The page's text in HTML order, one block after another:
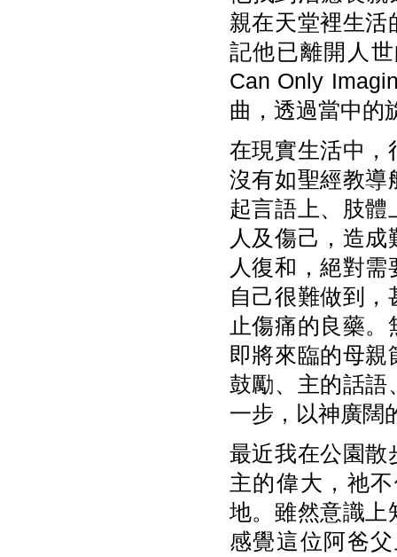
親在天堂裡生活
記他已離開人
Can Only
曲，透過當中的
在現實生活中，
沒有如聖經教導
起言語上、肢體
人及傷己，造
人復和，絕對
自己很難做到
止傷痛的良藥
即將來臨的母親
鼓勵、主的話語
一步，以神廣闊
最近我在公園散
主的偉大，祂
地。雖然意識上
感覺這位阿爸